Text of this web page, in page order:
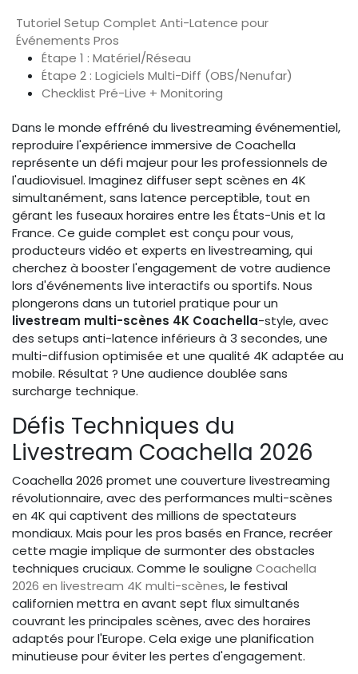
Tutoriel Setup Complet Anti-Latence pour
Événements Pros
Étape 1 : Matériel/Réseau
Étape 2 : Logiciels Multi-Diff (OBS/Nenufar)
Checklist Pré-Live + Monitoring
Dans le monde effréné du livestreaming événementiel,
reproduire l'expérience immersive de Coachella
représente un défi majeur pour les professionnels de
l'audiovisuel. Imaginez diffuser sept scènes en 4K
simultanément, sans latence perceptible, tout en
gérant les fuseaux horaires entre les États-Unis et la
France. Ce guide complet est conçu pour vous,
producteurs vidéo et experts en livestreaming, qui
cherchez à booster l'engagement de votre audience
lors d'événements live interactifs ou sportifs. Nous
plongerons dans un tutoriel pratique pour un
livestream multi-scènes 4K Coachella-style, avec
des setups anti-latence inférieurs à 3 secondes, une
multi-diffusion optimisée et une qualité 4K adaptée au
mobile. Résultat ? Une audience doublée sans
surcharge technique.
Défis Techniques du
Livestream Coachella 2026
Coachella 2026 promet une couverture livestreaming
révolutionnaire, avec des performances multi-scènes
en 4K qui captivent des millions de spectateurs
mondiaux. Mais pour les pros basés en France, recréer
cette magie implique de surmonter des obstacles
techniques cruciaux. Comme le souligne Coachella
2026 en livestream 4K multi-scènes, le festival
californien mettra en avant sept flux simultanés
couvrant les principales scènes, avec des horaires
adaptés pour l'Europe. Cela exige une planification
minutieuse pour éviter les pertes d'engagement.